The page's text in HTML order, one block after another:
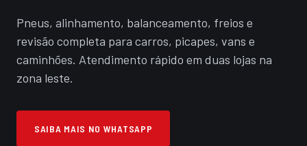
Pneus, alinhamento, balanceamento, freios e
revisão completa para carros, picapes, vans e
caminhões. Atendimento rápido em duas lojas na
zona leste.
SAIBA MAIS NO WHATSAPP